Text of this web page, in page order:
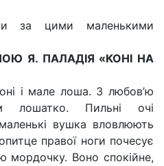
за цими маленькими
Я. ПАЛАДІЯ «КОНІ НА
і мале лоша. З любов’ю
лошатко. Пильні очі
вушка вловлюють
правої ноги почесує
мордочку. Воно спокійне,